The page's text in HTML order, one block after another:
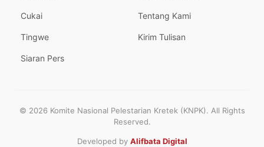
Cukai
Tingwe
Siaran Pers
Tentang Kami
Kirim Tulisan
© 2026 Komite Nasional Pelestarian Kretek (KNPK). All Rights
Reserved.
Developed by Alifbata Digital